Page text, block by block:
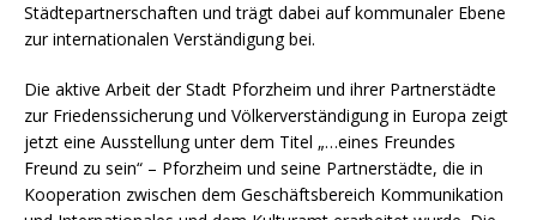
Städtepartnerschaften und trägt dabei auf kommunaler Ebene
zur internationalen Verständigung bei.
Die aktive Arbeit der Stadt Pforzheim und ihrer Partnerstädte
zur Friedenssicherung und Völkerverständigung in Europa zeigt
jetzt eine Ausstellung unter dem Titel „…eines Freundes
Freund zu sein“ – Pforzheim und seine Partnerstädte, die in
Kooperation zwischen dem Geschäftsbereich Kommunikation